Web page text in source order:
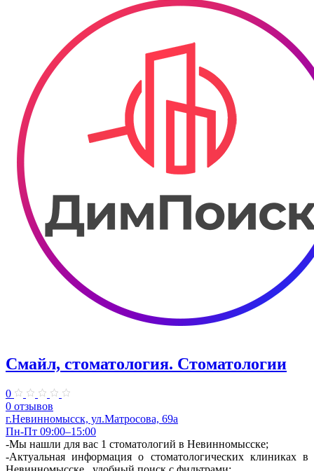
Смайл, стоматология. Стоматологии
0
0 отзывов
г.Невинномысск, ул.Матросова, 69а
Пн-Пт 09:00–15:00
-Мы нашли для вас 1 стоматологий в Невинномысске;
-Актуальная информация о стоматологических клиниках в